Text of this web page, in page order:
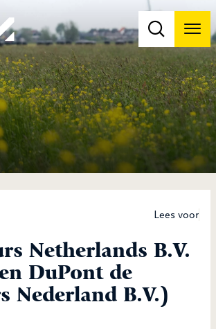
Lees voor
Netherlands B.V.
DuPont de
Nederland B.V.)